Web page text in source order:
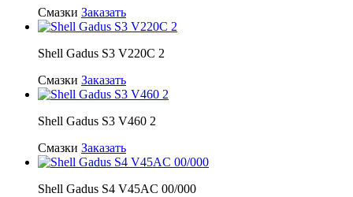
Смазки Заказать
Shell Gadus S3 V220C 2
Смазки Заказать
Shell Gadus S3 V460 2
Смазки Заказать
Shell Gadus S4 V45AC 00/000